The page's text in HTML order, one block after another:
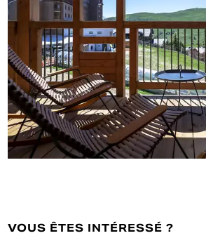
VOUS ÊTES INTÉRESSÉ ?